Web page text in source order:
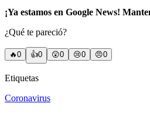
¡Ya estamos en Google News!
¿Qué te pareció?
🔥0 👍0 😲0 😢0 😠0
Etiquetas
Coronavirus